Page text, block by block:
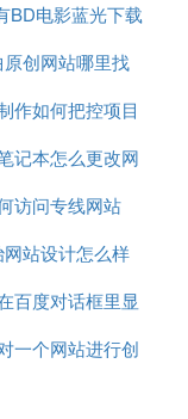
找房子网站有哪
。房天下成立于
地产家居网络
。
方面进行了全
领域的主导地
，所以房天下
平台。
BD电影蓝光下载
网站
原创网站哪里找
作如何把控项目
制作时间
记本怎么更改网
站权限
访问专线网站
网站设计怎么样
百度对话框里显
示常用网站
一个网站进行创